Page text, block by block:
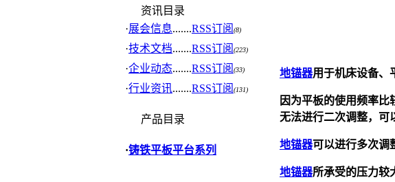
资讯目录
·展会信息.......RSS订阅 (8)
·技术文档.......RSS订阅 (223)
·企业动态.......RSS订阅 (33)
·行业资讯.......RSS订阅 (131)
产品目录
·铸铁平板平台系列
地锚器用于机床设备、
因为平板的使用频率
无法进行二次调整，可
地锚器可以进行多次调
地锚器所承受的压力较